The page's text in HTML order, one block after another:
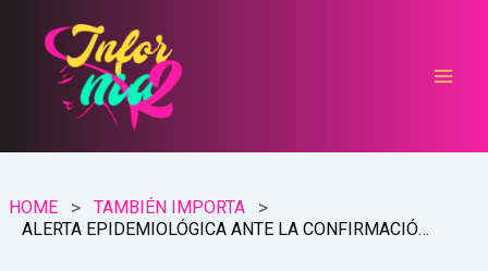
contenido
HOME
TAMBIÉN IMPORTA
ALERTA EPIDEMIOLÓGICA ANTE LA CONFIRMACIÓN DE UN CASO DE SARAMPIÓN